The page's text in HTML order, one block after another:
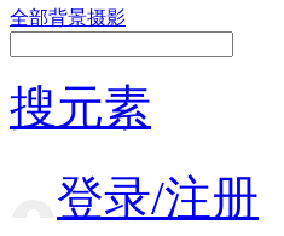
全部背景摄影
搜元素
登录/注册